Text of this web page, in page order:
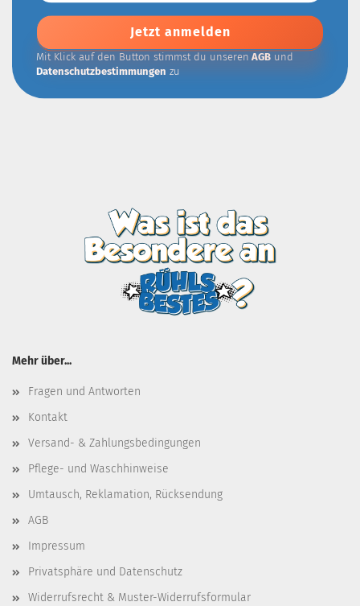
Mail-
Addresse
Mit Klick auf den Button stimmst du unseren AGB und
Datenschutzbestimmungen zu
Mehr über...
Fragen und Antworten
Kontakt
Versand- & Zahlungsbedingungen
Pflege- und Waschhinweise
Umtausch, Reklamation, Rücksendung
AGB
Impressum
Privatsphäre und Datenschutz
Widerrufsrecht & Muster-Widerrufsformular